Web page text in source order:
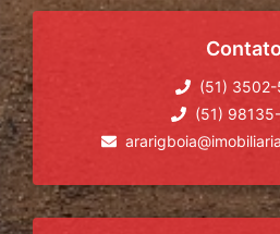
Contato
(51)
(51)